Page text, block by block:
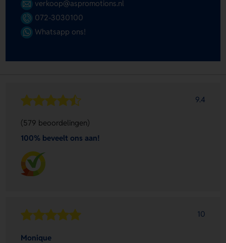
verkoop@aspromotions.nl
072-3030100
Whatsapp ons!
9.4
(579 beoordelingen)
100% beveelt ons aan!
10
Monique